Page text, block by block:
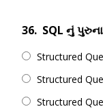
36. SQL નું
Structured
Structured
Structured